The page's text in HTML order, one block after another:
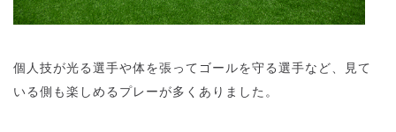
個人技が光る選手や体を張ってゴールを守る選手など、見て
いる側も楽しめるプレーが多くありました。